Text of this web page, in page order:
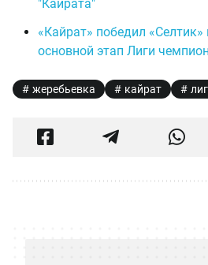
"Кайрата"
«Кайрат» победил
основной этап Лиги
жеребьевка кайрат